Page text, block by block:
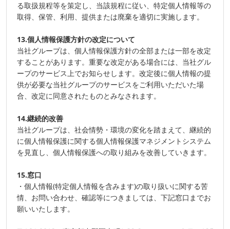
る取扱規程等を策定し、当該規程に従い、特定個人情報等の
取得、保管、利用、提供または廃棄を適切に実施します。
13.個人情報保護方針の改定について
当社グループは、個人情報保護方針の全部または一部を改定
することがあります。重要な改定がある場合には、当社グル
ープのサービス上でお知らせします。改定後に個人情報の提
供が必要な当社グループのサービスをご利用いただいた場
合、改定に同意されたものとみなされます。
14.継続的改善
当社グループは、社会情勢・環境の変化を踏まえて、継続的
に個人情報保護に関する個人情報保護マネジメントシステム
を見直し、個人情報保護への取り組みを改善していきます。
15.窓口
・個人情報(特定個人情報を含みます)の取り扱いに関する苦
情、お問い合わせ、確認等につきましては、下記窓口までお
願いいたします。